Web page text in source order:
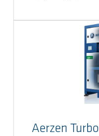
Aerzen Turbo